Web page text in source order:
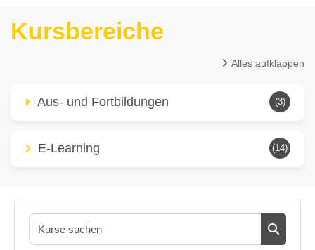
Kursbereiche
Alles aufklappen
Aus- und Fortbildungen (3)
E-Learning (14)
Kurse